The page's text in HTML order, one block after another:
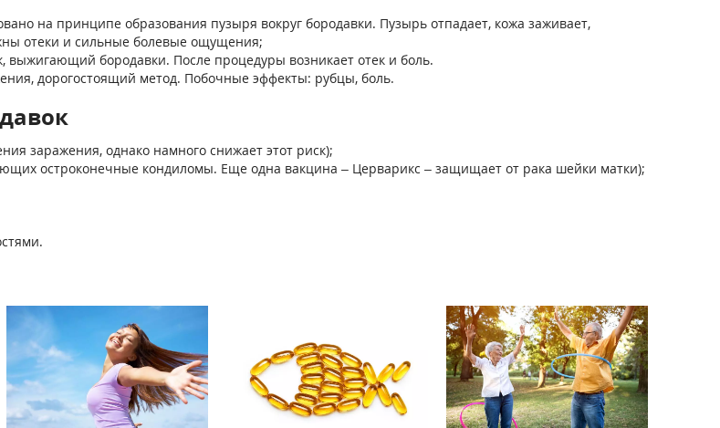
на принципе образования пузыря вокруг бородавки. Пузырь отпадает, кожа заживает,
отеки и сильные болевые ощущения;
выжигающий бородавки. После процедуры возникает отек и боль.
дорогостоящий метод. Побочные эффекты: рубцы, боль.
заражения, однако намного снижает этот риск);
остроконечные кондиломы. Еще одна вакцина – Церварикс – защищает от рака шейки матки);